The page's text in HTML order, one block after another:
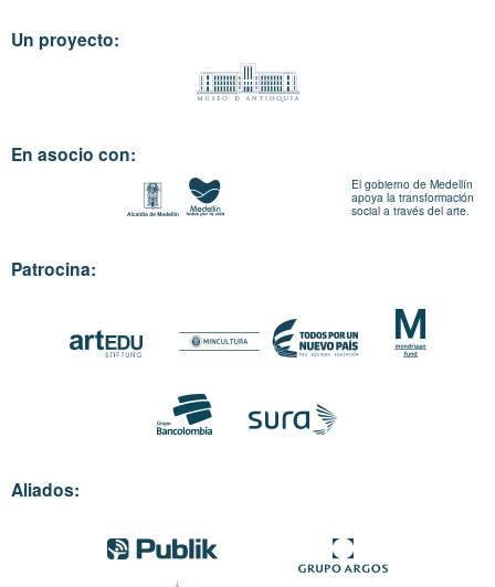
Un proyecto:
En asocio con:
El gobierno de Medellín
apoya la transformación
social a través del arte.
Patrocina:
Aliados: